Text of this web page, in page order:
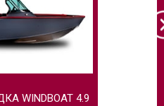
WINDBOAT 4.9